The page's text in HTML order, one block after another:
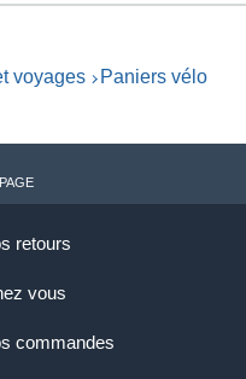
voyages Paniers vélo
retours
vous
commandes